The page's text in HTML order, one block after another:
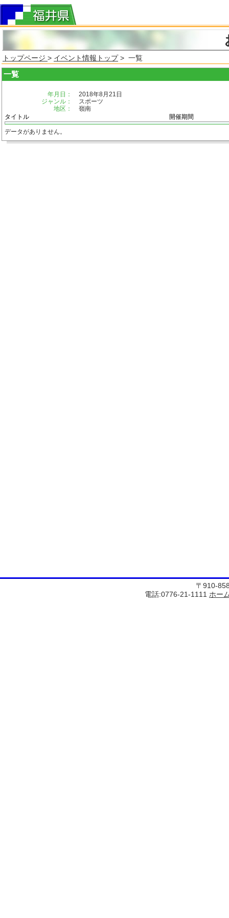
トップページ > イベント情報トップ> 一覧
一覧
年月日：
2018年8月21日
ジャンル：
スポーツ
地区：
嶺南
タイトル
開催期間
データがありません。
〒910-
電話:0776-21-1111 ホー